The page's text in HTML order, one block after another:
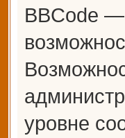
BBCode
уровне